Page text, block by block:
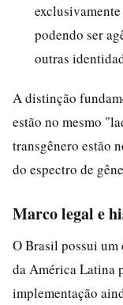
podendo ser
outras
A distinção
estão no mesmo
transgênero estão
do espectro de
Marco legal e
O Brasil possui um
da América Latina
implementação